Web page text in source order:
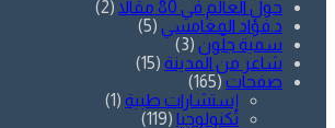
حول العالم في 80 مقالاً
(2)
د.فؤاد المغامسي (5)
سمية جلّون (3)
شاعر من المدينة (15)
صفحات (165)
إستشارات طبية (1)
تكنولوجيا (119)